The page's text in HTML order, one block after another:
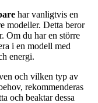
har vanligtvis en
modeller. Detta beror
Om du har en större
i en modell med
energi.
och vilken typ av
rekommenderas
och beaktar dessa